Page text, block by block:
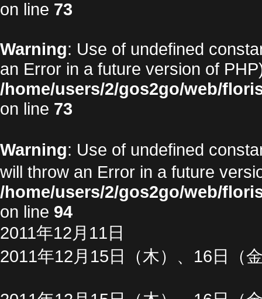
on line 73
Warning: Use of undefined
an Error in a future version of
/home/users/2/gos2go/web/
on line 73
Warning: Use of undefined
will throw an Error in a future
/home/users/2/gos2go/web/
on line 94
2011年12月11日
2011年12月15日（木）、16日（